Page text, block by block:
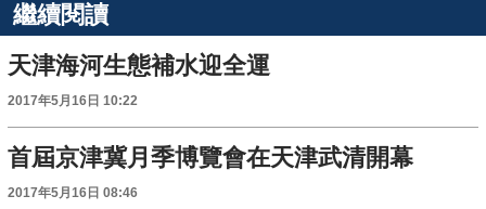
繼續閱讀
天津海河生態補水迎全運
2017年5月16日 10:22
首屆京津冀月季博覽會在天津武清開幕
2017年5月16日 08:46